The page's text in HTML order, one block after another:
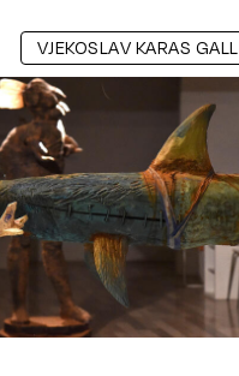
VJEKOSLAV KARAS